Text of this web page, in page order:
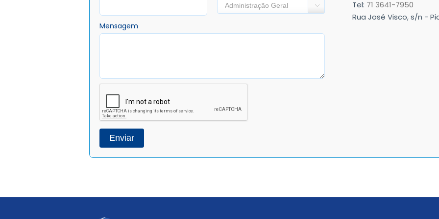
Administração Geral
Mensagem
Tel: 71 3641-7950
Rua José Visco, s/n -